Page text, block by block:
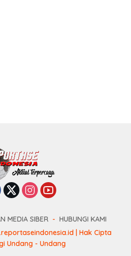
MEDIA SIBER
HUBUNGI KAMI
| Hak Cipta
Undang - Undang